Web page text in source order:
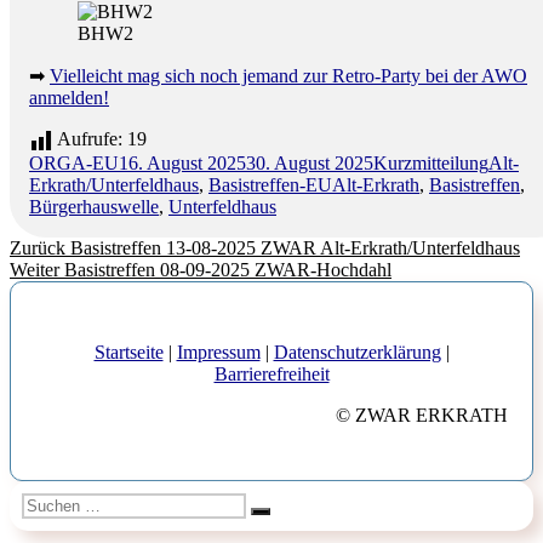
BHW2
➡ Vielleicht mag sich noch jemand zur Retro-Party bei der AWO
anmelden!
Aufrufe: 19
Autor
ORGA-EUVeröffentlicht
am
16. August 202530. August 2025Format
KurzmitteilungAlt-
Erkrath/Unterfeldhaus, Basistreffen-EUSchlagwörter
Alt-Erkrath, Basistreffen,
Bürgerhauswelle, Unterfeldhaus
Beitragsnavigation
Zurück Vorheriger
Beitrag:
Basistreffen 13-08-2025 ZWAR Alt-Erkrath/Unterfeldhaus
Weiter Nächster
Basistreffen 08-09-2025 ZWAR-Hochdahl
Startseite| Impressum| Datenschutzerklärung|
Barrierefreiheit
© ZWAR ERKRATH
Suchen
nach:
Suchen